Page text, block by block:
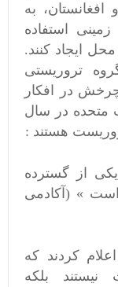
به
استفاده
ایجاد کنند.
تروریستی
در افکار
متحده در سال
از گسترده
» (آکادمی
اعلام کردند که
بلکه